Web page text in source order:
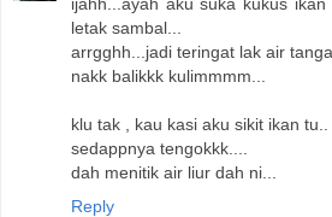
letak sambal...
arrgghh...jadi teringat lak air
nakk balikkk kulimmmm...
klu tak , kau kasi aku sikit ikan tu..
sedappnya tengokkk....
dah menitik air liur dah ni...
Reply